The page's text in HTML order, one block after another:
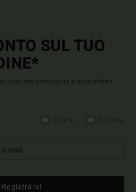
SUL TUO
ultimissime novità e delle offerte
Registrarsi